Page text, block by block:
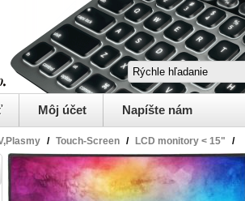
Môj účet Napíšte nám
/ Touch-Screen / LCD monitory < 15" /